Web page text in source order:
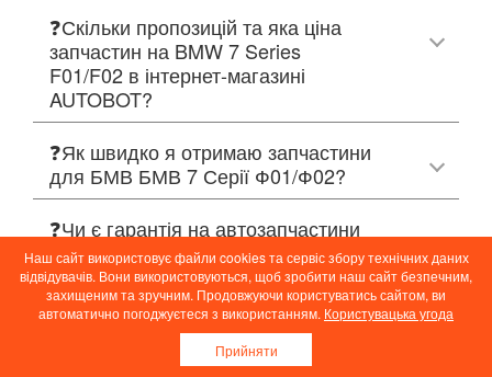
❓Скільки пропозицій та яка ціна
запчастин на BMW 7 Series
F01/F02 в інтернет-магазині
AUTOBOT?
❓Як швидко я отримаю запчастини
для БМВ БМВ 7 Серії Ф01/Ф02?
❓Чи є гарантія на автозапчастини
BMW 7 Series F01/F02 в интернет-
магазине AUTOBOT?
❓Як перевірити чи запчастина
точно підійде для BMW 7 Series
Наш сайт використовує файли cookies та сервіс збору технічних даних
відвідувачів. Вони використовуються, щоб зробити наш сайт безпечним,
захищеним та зручним. Продовжуючи користуватись сайтом, ви
автоматично погоджуєтеся з використанням. Користувацька угода
Прийняти